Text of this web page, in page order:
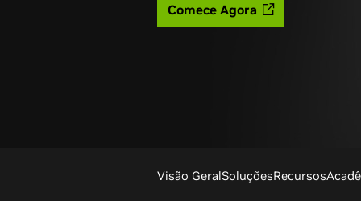
Comece Agora
Visão GeralSoluçõesRecursos